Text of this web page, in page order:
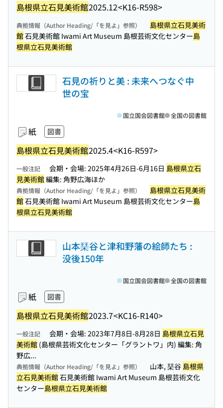
島根県立石見美術館2025.12<K16-R598>
典拠情報（Author Heading/「を見よ」参照）
島根県立石見美術
館石見美術館 Iwami Art Museum 島根芸術文化センター島
根県立石見美術館
石見の祈りと美 : 未来へつなぐ中
世の宝
紙 図書
島根県立石見美術館2025.4<K16-R597>
国立国会図書館 全国の図書館
一般注記 会期・会場: 2025年4月26日-6月16日 島根県立石
見美術館編集: 角野広海ほか
典拠情報（Author Heading/「を見よ」参照）
島根県立石見美術
館石見美術館 Iwami Art Museum 島根芸術文化センター島
根県立石見美術館
山本琹谷と津和野藩の絵師たち :
没後150年
紙 図書
島根県立石見美術館2023.7<KC16-R140>
国立国会図書館 全国の図書館
一般注記 会期・会場: 2023年7月8日-8月28日 島根県立石見
美術館 (島根県芸術文化センター「グラントワ」内) 編集: 角
野広...
典拠情報（Author Heading/「を見よ」参照） 山本, 琹谷 島根県
立石見美術館石見美術館 Iwami Art Museum 島根芸術文化
センター島根県立石見美術館